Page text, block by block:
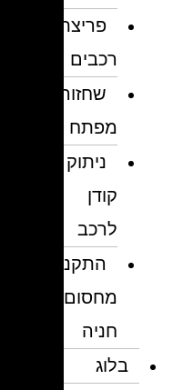
פריצת
רכבים
שחזור
מפתח
ניתוק
לרכב
התקנת
מחסום
חניה
בלוג